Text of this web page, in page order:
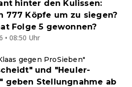
hinter den Kulissen:
777 Köpfe um zu siegen?
Folge 5 gewonnen?
• 08:50 Uhr
gegen ProSieben"
und "Heuler-
geben Stellungnahme ab